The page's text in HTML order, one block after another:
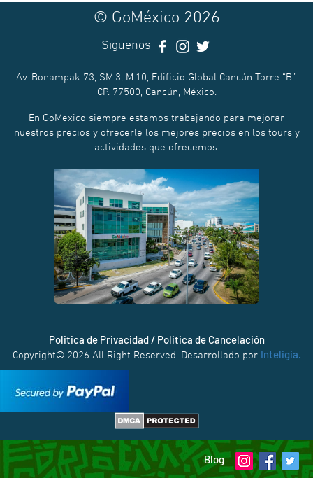
© GoMéxico 2026
Siguenos
Av. Bonampak 73, SM.3, M.10, Edificio Global Cancún Torre “B”.
CP. 77500, Cancún, México.
En GoMexico siempre estamos trabajando para mejorar
nuestros precios y ofrecerle los mejores precios en los tours y
actividades que ofrecemos.
Politica de Privacidad / Politica de Cancelación
Copyright© 2026 All Right Reserved. Desarrollado por Inteligia.
Blog